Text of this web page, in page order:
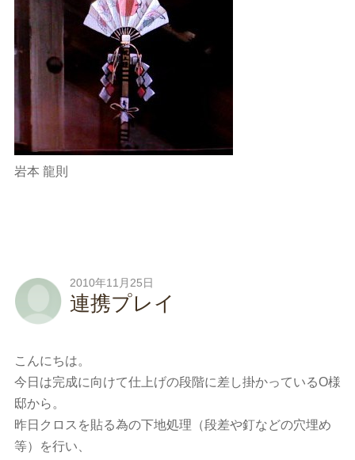
岩本 龍則
2010年11月25日
連携プレイ
こんにちは。
今日は完成に向けて仕上げの段階に差し掛かっているO様
邸から。
昨日クロスを貼る為の下地処理（段差や釘などの穴埋め
等）を行い、